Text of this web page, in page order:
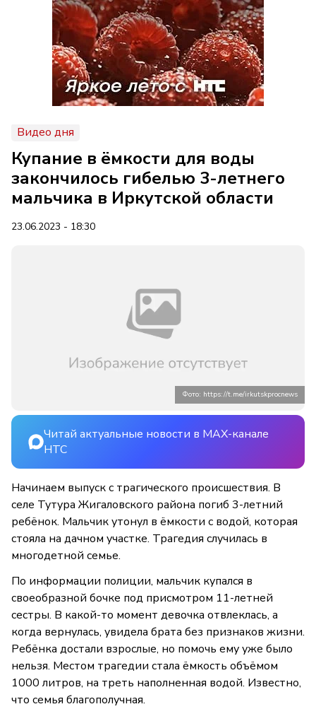
Видео дня
Купание в ёмкости для воды
закончилось гибелью 3-летнего
мальчика в Иркутской области
23.06.2023 - 18:30
Фото: https://t.me/irkutskprocnews
Читай актуальные новости в MAX-канале
НТС
Начинаем выпуск с трагического происшествия. В
селе Тутура Жигаловского района погиб 3-летний
ребёнок. Мальчик утонул в ёмкости с водой, которая
стояла на дачном участке. Трагедия случилась в
многодетной семье.
По информации полиции, мальчик купался в
своеобразной бочке под присмотром 11-летней
сестры. В какой-то момент девочка отвлеклась, а
когда вернулась, увидела брата без признаков жизни.
Ребёнка достали взрослые, но помочь ему уже было
нельзя. Местом трагедии стала ёмкость объёмом
1000 литров, на треть наполненная водой. Известно,
что семья благополучная.